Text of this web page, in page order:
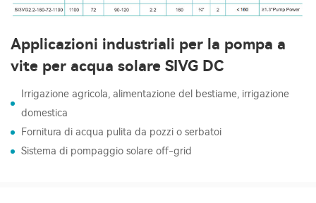
Applicazioni industriali per la pompa a
vite per acqua solare SIVG DC
Irrigazione agricola, alimentazione del bestiame, irrigazione
domestica
Fornitura di acqua pulita da pozzi o serbatoi
Sistema di pompaggio solare off-grid